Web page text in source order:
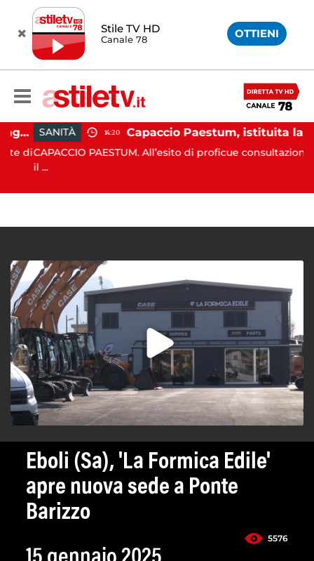
Stile TV HD
Canale 78 OTTIENI
Montecorice, blitz sulle spiagge libere: sequestrati oltre 300 ombrelloni e lettini lasciati sull’arenile
di
SANITÀ 14:20 Capaccio Paestum, istituita la Guardia Medica Turistica presso il Psaut di Piazza Santini
CAPACCIO PAESTUM. All’esito di proficue consultazioni tra
Eboli (Sa), 'La Formica Edile'
apre nuova sede a Ponte
Barizzo
5576